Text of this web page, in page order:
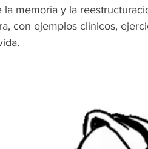
la memoria y la
con ejemplos clínicos,